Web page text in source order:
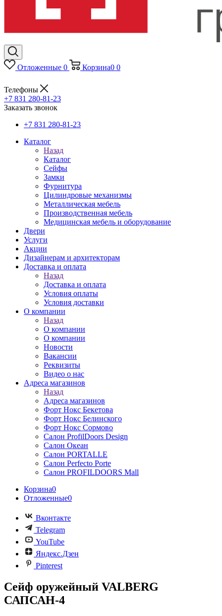
Отложенные 0 Корзина0 0
Телефоны
+7 831 280-81-23
Заказать звонок
+7 831 280-81-23
Каталог
Назад
Каталог
Сейфы
Замки
Фурнитура
Цилиндровые механизмы
Металлическая мебель
Производственная мебель
Медицинская мебель и оборудование
Двери
Услуги
Акции
Дизайнерам и архитекторам
Доставка и оплата
Назад
Доставка и оплата
Условия оплаты
Условия доставки
О компании
Назад
О компании
О компании
Новости
Вакансии
Реквизиты
Видео о нас
Адреса магазинов
Назад
Адреса магазинов
Форт Нокс Бекетова
Форт Нокс Белинского
Форт Нокс Сормово
Салон ProfilDoors Design
Салон Океан
Салон PORTALLE
Салон Perfecto Portе
Салон PROFILDOORS Mall
Корзина0
Отложенные0
Вконтакте
Telegram
YouTube
Яндекс.Дзен
Pinterest
Сейф оружейный VALBERG
САПСАН-4